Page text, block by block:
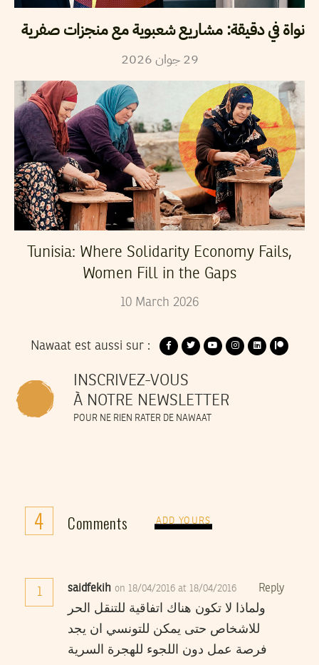
نواة في دقيقة: مشاريع شعبوية مع منجزات صفرية
29 جوان2026
Tunisia: Where Solidarity Economy Fails,
Women Fill in the Gaps
10 March 2026
Nawaat est aussi sur :
INSCRIVEZ-VOUS
À NOTRE NEWSLETTER
POUR NE RIEN RATER DE NAWAAT
4 Comments ADD YOURS
1 saidfekih on 18/04/2016 at 18/04/2016 Reply
ولماذا لا تكون هناك اتفاقية للتنقل الحر
للاشخاص حتى يمكن للتونسي ان يجد
فرصة عمل دون اللجوء للهجرة السرية